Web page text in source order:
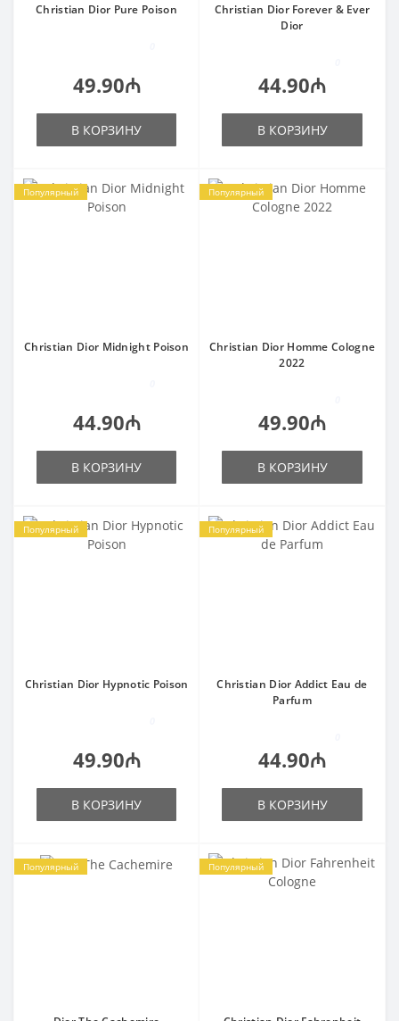
Christian Dior Pure Poison
49.90₼
В КОРЗИНУ
Christian Dior Forever & Ever
Dior
44.90₼
В КОРЗИНУ
Популярный
Christian Dior Midnight Poison
44.90₼
В КОРЗИНУ
Популярный
Christian Dior Homme Cologne
2022
49.90₼
В КОРЗИНУ
Популярный
Christian Dior Hypnotic Poison
49.90₼
В КОРЗИНУ
Популярный
Christian Dior Addict Eau de
Parfum
44.90₼
В КОРЗИНУ
Популярный Популярный